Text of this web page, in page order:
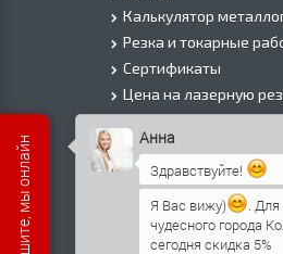
Калькулятор
Резка и токарные
Сертификаты
Цена на лазерную
Цена на плазменую
Цена на резку газом
О Компании
Информация о
Политика
Контакты
Анна
Здравствуйте!
Я Вас вижу)
.
чудесного города
сегодня скидка 5%